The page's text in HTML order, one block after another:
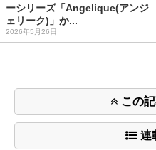
ーシリーズ「Angelique(アンジ
ェリーク)」か...
2026年5月26日
この
連